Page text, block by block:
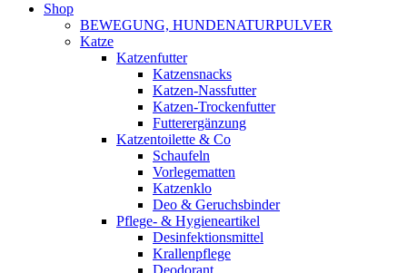
Shop
BEWEGUNG, HUNDENATURPULVER
Katze
Katzenfutter
Katzensnacks
Katzen-Nassfutter
Katzen-Trockenfutter
Futterergänzung
Katzentoilette & Co
Schaufeln
Vorlegematten
Katzenklo
Deo & Geruchsbinder
Pflege- & Hygieneartikel
Desinfektionsmittel
Krallenpflege
Deodorant